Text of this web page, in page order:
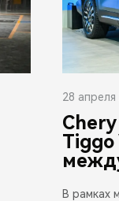
28 апреля
Tiggo
В рамках